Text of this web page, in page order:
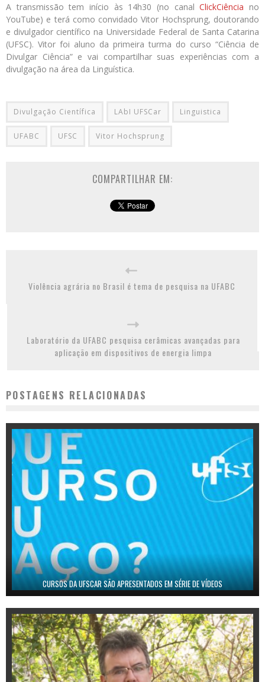
A transmissão tem início às 14h30 (no canalClickCiência no
YouTube) e terá como convidado Vitor Hochsprung, doutorando
e divulgador científico na Universidade Federal de Santa Catarina
(UFSC). Vitor foi aluno da primeira turma do curso “Ciência de
Divulgar Ciência” e vai compartilhar suas experiências com a
divulgação na área da Linguística.
Divulgação Científica LAbI UFSCar Linguistica
UFABC UFSC Vitor Hochsprung
COMPARTILHAR EM:
Violência agrária no Brasil é tema de pesquisa na UFABC
Laboratório da UFABC pesquisa cerâmicas avançadas para
aplicação em dispositivos de energia limpa
POSTAGENS RELACIONADAS
CURSOS DA UFSCAR SÃO APRESENTADOS EM SÉRIE DE VÍDEOS